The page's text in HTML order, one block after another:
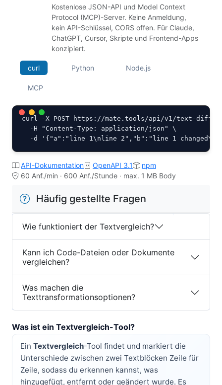
Kostenlose JSON-API und Model Context
Protocol (MCP)-Server. Keine Anmeldung,
kein API-Schlüssel, CORS offen. Für Claude,
ChatGPT, Cursor, Skripte und Frontend-Apps
konzipiert.
curl Python Node.js
MCP
curl -X POST https://mate.tools/api/v1/text-
  -H "Content-Type: application/json" \
-d '{"a":"line 1\nline 2","b":"line 1
API-Dokumentation OpenAPI 3.1
npm
60 Anf./min · 600 Anf./Stunde · max. 1 MB Body
Häufig gestellte Fragen
Wie funktioniert der Textvergleich?
Kann ich Code-Dateien oder Dokumente
vergleichen?
Was machen die
Texttransformationsoptionen?
Was ist ein Textvergleich-Tool?
Ein Textvergleich-Tool findet und markiert die
Unterschiede zwischen zwei Textblöcken Zeile für
Zeile, sodass du erkennen kannst, was
hinzugefügt, entfernt oder geändert wurde. Es